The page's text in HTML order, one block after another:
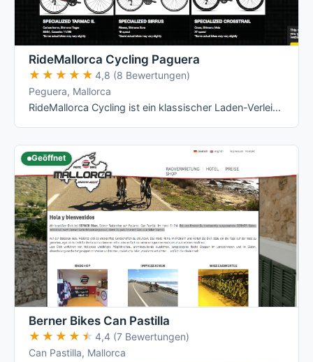
RideMallorca Cycling Paguera
★★★★★
★★★★★ 4,8 (8 Bewertungen)
Peguera, Mallorca
RideMallorca Cycling ist ein klassischer Laden-Verleih am Bulevar de Peguera: Du holst Dein Rad im Shop ab, dort wird es Dir angepasst – …
Geöffnet
Berner Bikes Can Pastilla
★★★★★
★★★★★ 4,4 (7 Bewertungen)
Can Pastilla, Mallorca